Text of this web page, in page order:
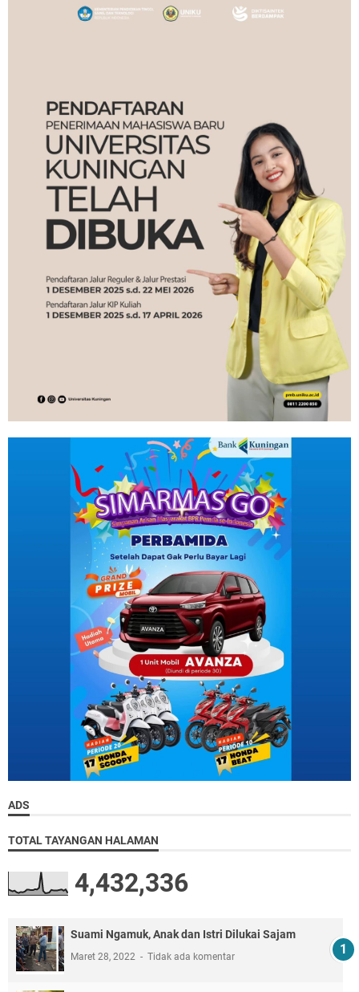
ADS
TOTAL TAYANGAN HALAMAN
4,432,336
Suami Ngamuk, Anak dan Istri Dilukai Sajam
Maret 28, 2022 Tidak ada komentar